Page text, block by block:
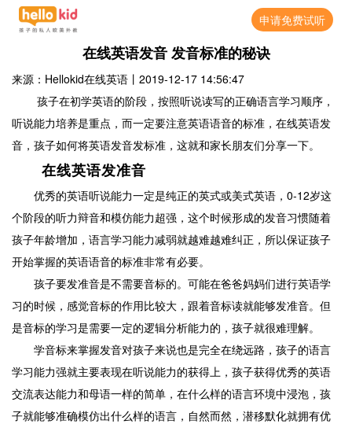
申请免费试听
在线英语发音 发音标准的秘诀
来源：Hellokid在线英语 丨 2019-12-17 14:56:47
孩子在初学英语的阶段，按照听说读写的正确语言学习顺序，
听说能力培养是重点，而一定要注意英语语音的标准，在线英语发
音，孩子如何将英语发音发标准，这就和家长朋友们分享一下。
在线英语发准音
优秀的英语听说能力一定是纯正的英式或美式英语，0-12岁这
个阶段的听力辩音和模仿能力超强，这个时候形成的发音习惯随着
孩子年龄增加，语言学习能力减弱就越难越难纠正，所以保证孩子
开始掌握的英语语音的标准非常有必要。
孩子要发准音是不需要音标的。可能在爸爸妈妈们进行英语学
习的时候，感觉音标的作用比较大，跟着音标读就能够发准音。但
是音标的学习是需要一定的逻辑分析能力的，孩子就很难理解。
学音标来掌握发音对孩子来说也是完全在绕远路，孩子的语言
学习能力强就主要表现在听说能力的获得上，孩子获得优秀的英语
交流表达能力和母语一样的简单，在什么样的语言环境中浸泡，孩
子就能够准确模仿出什么样的语言，自然而然，潜移默化就拥有优